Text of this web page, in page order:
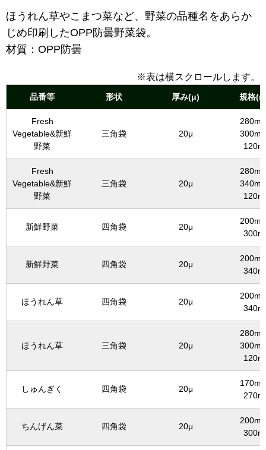
ほうれん草やこまつ菜など、野菜の品種名をあらか
じめ印刷したOPP防曇野菜袋。
材質：OPP防曇
※表は横スクロールします。
品番等 形状 厚み(μ) 規格
Fresh
Vegetable&新鮮
野菜
三角袋 20μ
Fresh
Vegetable&新鮮
野菜
三角袋 20μ
新鮮野菜 四角袋 20μ
新鮮野菜 四角袋 20μ
ほうれん草 四角袋 20μ
ほうれん草 三角袋 20μ
しゅんぎく 四角袋 20μ
ちんげん菜 四角袋 20μ